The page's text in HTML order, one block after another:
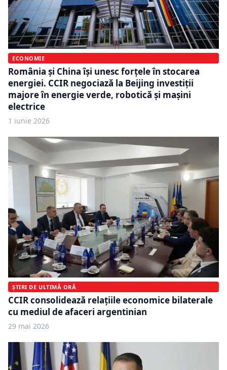
ECONOMIE
România și China își unesc forțele în stocarea
energiei. CCIR negociază la Beijing investiții
majore în energie verde, robotică și mașini
electrice
1 iunie 2026
ȘTIRI DE ULTIMĂ ORĂ
CCIR consolidează relațiile economice bilaterale
cu mediul de afaceri argentinian
29 mai 2026